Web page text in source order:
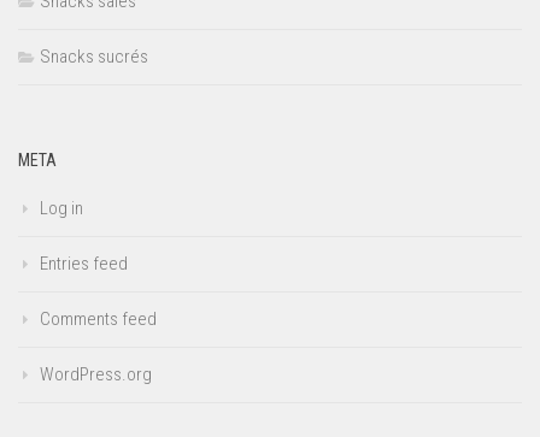
Snacks sucrés
META
Log in
Entries feed
Comments feed
WordPress.org